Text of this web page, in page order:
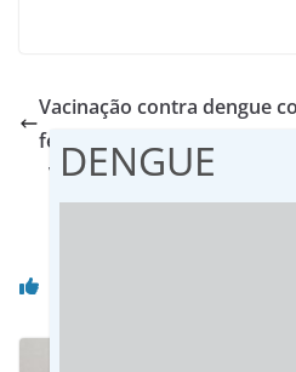
Vacinação contra dengue
feira em Dourados
Vacinação contra dengue
com alta
DENGUE